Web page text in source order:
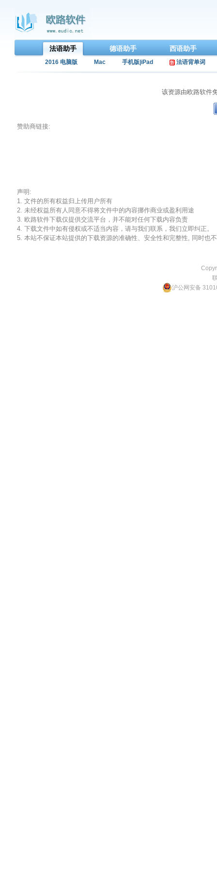
法语助手 德语助手 西语助手
2016 电脑版 Mac 手机版|iPad 法语背单词
该资源由欧路软件
赞助商链接:
声明:
1. 文件的所有权益归上传用户所有
2. 未经权益所有人同意不得将文件中的内容挪作商业或盈利用途
3. 欧路软件下载仅提供交流平台，并不能对任何下载内容负责
4. 下载文件中如有侵权或不适当内容，请与我们联系，我们立即纠正。
5. 本站不保证本站提供的下载资源的准确性、安全性和完整性, 同时也
沪公网安备